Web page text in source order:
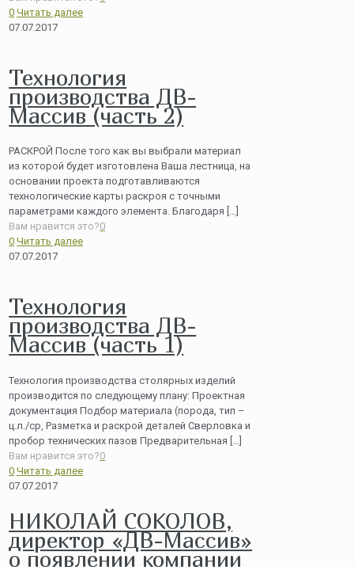
0 Читать далее
07.07.2017
Технология
производства ДВ-
Массив (часть 2)
РАСКРОЙ После того как вы выбрали материал
из которой будет изготовлена Ваша лестница, на
основании проекта подготавливаются
технологические карты раскроя с точными
параметрами каждого элемента. Благодаря […]
Вам нравится это?0
0 Читать далее
07.07.2017
Технология
производства ДВ-
Массив (часть 1)
Технология производства столярных изделий
производится по следующему плану: Проектная
документация Подбор материала (порода, тип –
ц.л./ср, Разметка и раскрой деталей Сверловка и
пробор технических пазов Предварительная […]
Вам нравится это?0
0 Читать далее
07.07.2017
НИКОЛАЙ СОКОЛОВ,
директор «ДВ-Массив»
о появлении компании